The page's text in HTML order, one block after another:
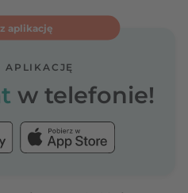
aplikację
APLIKACJĘ
w telefonie!